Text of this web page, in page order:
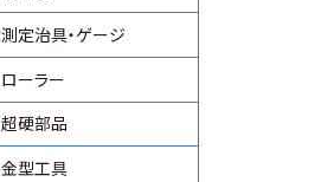
測定治具・ゲージ
ローラー
超硬部品
金型工具